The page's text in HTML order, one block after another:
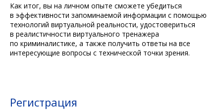
Как итог, вы на личном опыте сможете убедиться
в эффективности запоминаемой информации с помощью
технологий виртуальной реальности, удостовериться
в реалистичности виртуального тренажера
по криминалистике, а также получить ответы на все
интересующие вопросы с технической точки зрения.
Регистрация